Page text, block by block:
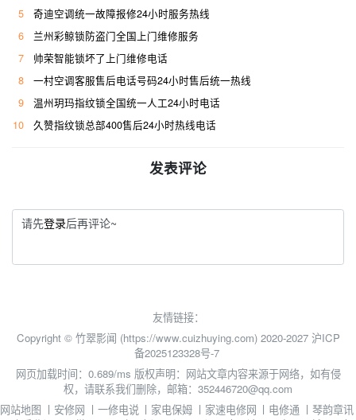
5
奇迪空调统一故障报修24小时服务热线
6
兰州彩鲸锁防盗门全国上门维修服务
7
帅荣智能锁坏了上门维修电话
8
一村空调客服售后电话号码24小时售后统一热线
9
温州玥玛指纹锁全国统一人工24小时电话
10
久赞指纹锁总部400售后24小时热线电话
发表评论
请先登录后再评论~
友情链接：
Copyright © 竹翠影闻 (https://www.cuizhuying.com) 2020-2027 沪ICP
备2025123328号-7
网页加载时间：0.689/ms 版权声明：网站文章内容来源于网络，如有侵
权，请联系我们删除，邮箱：352446720@qq.com
网站地图 丨 安修网 丨 一修电说 丨 家电保姆 丨 家速电修网 丨 电修通 丨琴韵章讯